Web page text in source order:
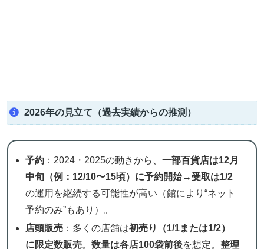
2026年の見立て（過去実績からの推測）
予約 ：2024・2025の動きから、一部百貨店は12月
中旬（例：12/10〜15頃）に予約開始→受取は1/2
の運用を継続する可能性が高い（館により“ネット
予約のみ”もあり）。
店頭販売 ：多くの店舗は初売り（1/1または1/2）
に限定数販売。数量は各店100袋前後を想定。整理